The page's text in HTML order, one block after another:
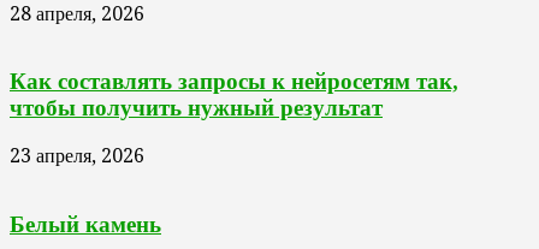
28 апреля, 2026
Как составлять запросы к нейросетям так,
чтобы получить нужный результат
23 апреля, 2026
Белый камень